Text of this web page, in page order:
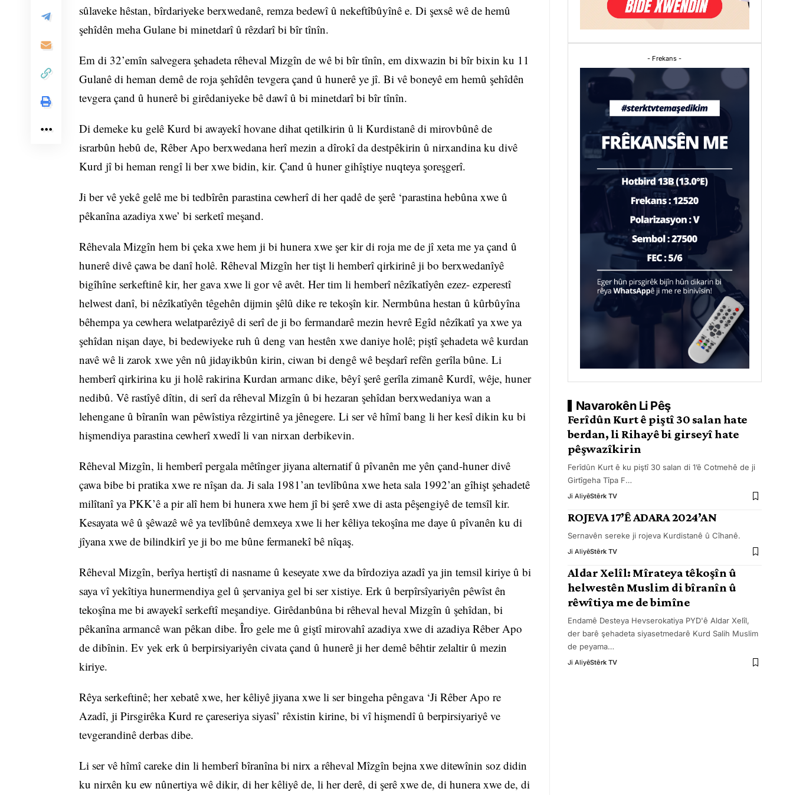
sûlaveke hêstan, bîrdariyeke berxwedanê, remza bedewî û nekeftîbûyînê e. Di şexsê wê de hemû
şehîdên meha Gulane bi minetdarî û rêzdarî bi bîr tînîn.
Em di 32’emîn salvegera şehadeta rêheval Mizgîn de wê bi bîr tînîn, em dixwazin bi bîr bixin ku 11
Gulanê di heman demê de roja şehîdên tevgera çand û hunerê ye jî. Bi vê boneyê em hemû şehîdên
tevgera çand û hunerê bi girêdaniyeke bê dawî û bi minetdarî bi bîr tînîn.
Di demeke ku gelê Kurd bi awayekî hovane dihat qetilkirin û li Kurdistanê di mirovbûnê de
israrbûn hebû de, Rêber Apo berxwedana herî mezin a dîrokî da destpêkirin û nirxandina ku divê
Kurd jî bi heman rengî li ber xwe bidin, kir. Çand û huner gihîştiye nuqteya şoreşgerî.
Ji ber vê yekê gelê me bi tedbîrên parastina cewherî di her qadê de şerê ‘parastina hebûna xwe û
pêkanîna azadiya xwe’ bi serketî meşand.
Rêhevala Mizgîn hem bi çeka xwe hem ji bi hunera xwe şer kir di roja me de jî xeta me ya çand û
hunerê divê çawa be danî holê. Rêheval Mizgîn her tişt li hemberî qirkirinê ji bo berxwedanîyê
bigîhîne serkeftinê kir, her gava xwe li gor vê avêt. Her tim li hemberî nêzîkatîyên ezez- ezperestî
helwest danî, bi nêzîkatîyên têgehên dijmin şêlû dike re tekoşîn kir. Nermbûna hestan û kûrbûyîna
bêhempa ya cewhera welatparêziyê di serî de ji bo fermandarê mezin hevrê Egîd nêzîkatî ya xwe ya
şehîdan nişan daye, bi bedewiyeke ruh û deng van hestên xwe daniye holê; piştî şehadeta wê kurdan
navê wê li zarok xwe yên nû jidayikbûn kirin, ciwan bi dengê wê beşdarî refên gerîla bûne. Li
hemberî qirkirina ku ji holê rakirina Kurdan armanc dike, bêyî şerê gerîla zimanê Kurdî, wêje, huner
nedibû. Vê rastîyê dîtin, di serî da rêheval Mizgîn û bi hezaran şehîdan berxwedaniya wan a
lehengane û bîranîn wan pêwîstiya rêzgirtinê ya jênegere. Li ser vê hîmî bang li her kesî dikin ku bi
hişmendiya parastina cewherî xwedî li van nirxan derbikevin.
Rêheval Mizgîn, li hemberî pergala mêtînger jiyana alternatif û pîvanên me yên çand-huner divê
çawa bibe bi pratika xwe re nîşan da. Ji sala 1981’an tevlîbûna xwe heta sala 1992’an gîhişt şehadetê
milîtanî ya PKK’ê a pir alî hem bi hunera xwe hem jî bi şerê xwe di asta pêşengiyê de temsîl kir.
Kesayata wê û şêwazê wê ya tevlîbûnê demxeya xwe li her kêliya tekoşîna me daye û pîvanên ku di
jîyana xwe de bilindkirî ye ji bo me bûne fermanekî bê nîqaş.
Rêheval Mizgîn, berîya hertiştî di nasname û keseyate xwe da bîrdoziya azadî ya jin temsil kiriye û bi
saya vî yekîtiya hunermendiya gel û şervaniya gel bi ser xistiye. Erk û berpîrsîyariyên pêwîst ên
tekoşîna me bi awayekî serkeftî meşandiye. Girêdanbûna bi rêheval heval Mizgîn û şehîdan, bi
pêkanîna armancê wan pêkan dibe. Îro gele me û giştî mirovahî azadiya xwe di azadiya Rêber Apo
de dibînin. Ev yek erk û berpirsiyariyên civata çand û hunerê ji her demê bêhtir zelaltir û mezin
kiriye.
Rêya serkeftinê; her xebatê xwe, her kêliyê jiyana xwe li ser bingeha pêngava ‘Ji Rêber Apo re
Azadî, ji Pirsgirêka Kurd re çareseriya siyasî’ rêxistin kirine, bi vî hişmendî û berpirsiyariyê ve
tevgerandinê derbas dibe.
Li ser vê hîmî careke din li hemberî bîranîna bi nirx a rêheval Mîzgîn bejna xwe ditewînin soz didin
ku nirxên ku ew nûnertiya wê dikir, di her kêliyê de, li her derê, di şerê xwe de, di hunera xwe de, di
- Frekans -
Navarokên Li Pêş
Ferîdûn Kurt ê piştî 30 salan hate
berdan, li Rihayê bi girseyî hate
pêşwazîkirin
Ferîdûn Kurt ê ku piştî 30 salan di 1’ê Cotmehê de ji
Girtîgeha Tîpa F…
Ji AliyêStêrk TV
ROJEVA 17’Ê ADARA 2024’AN
Sernavên sereke ji rojeva Kurdistanê û Cîhanê.
Ji AliyêStêrk TV
Aldar Xelîl: Mîrateya têkoşîn û
helwestên Muslim di bîranîn û
rêwîtiya me de bimîne
Endamê Desteya Hevserokatiya PYD'ê Aldar Xelîl,
der barê şehadeta siyasetmedarê Kurd Salih Muslim
de peyama…
Ji AliyêStêrk TV